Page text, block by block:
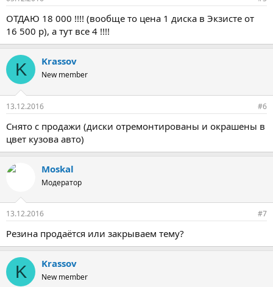
ОТДАЮ 18 000 !!!! (вообще то цена 1 диска в Экзисте от
16 500 р), а тут все 4 !!!!
K Krassov
New member
13.12.2016 #6
Снято с продажи (диски отремонтированы и окрашены в
цвет кузова авто)
Moskal
Модератор
13.12.2016 #7
Резина продаётся или закрываем тему?
K Krassov
New member